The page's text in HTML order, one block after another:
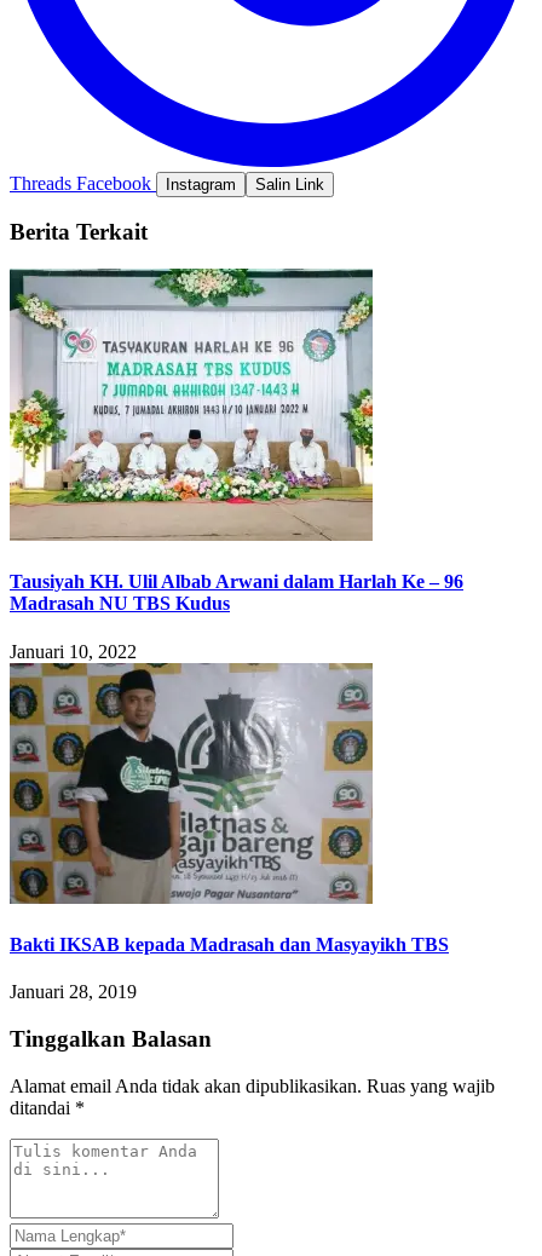
Threads Facebook Instagram Salin Link
Berita Terkait
Tausiyah KH. Ulil Albab Arwani dalam Harlah Ke – 96
Madrasah NU TBS Kudus
Januari 10, 2022
Bakti IKSAB kepada Madrasah dan Masyayikh TBS
Januari 28, 2019
Tinggalkan Balasan
Alamat email Anda tidak akan dipublikasikan. Ruas yang wajib
ditandai *